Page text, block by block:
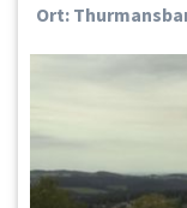
Ort: